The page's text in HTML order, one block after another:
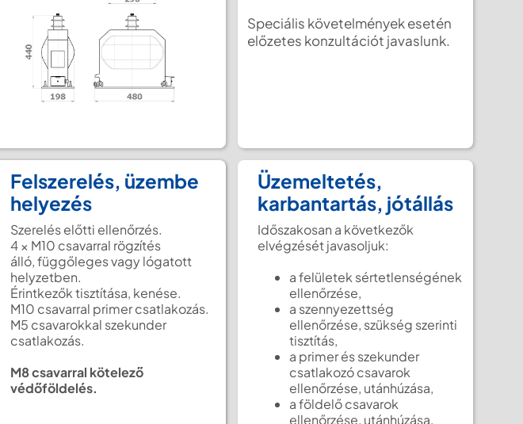
Speciális követelmények esetén
előzetes konzultációt javaslunk.
Felszerelés, üzembe
helyezés
Szerelés előtti ellenőrzés.
4 × M10 csavarral rögzítés
álló, függőleges vagy lógatott
helyzetben.
Érintkezők tisztítása, kenése.
M10 csavarral primer csatlakozás.
M5 csavarokkal szekunder
csatlakozás.
M8 csavarral kötelező
védőföldelés.
Üzemeltetés,
karbantartás, jótállás
Időszakosan a következők
elvégzését javasoljuk:
a felületek sértetlenségének
ellenőrzése,
a szennyezettség
ellenőrzése, szükség szerinti
tisztítás,
a primer és szekunder
csatlakozó csavarok
ellenőrzése, utánhúzása,
a földelő csavarok
ellenőrzése, utánhúzása,